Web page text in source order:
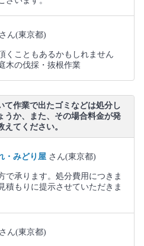
さん(東京都)
くこともあるかもしれません
木の伐採・抜根作業
て作業で出たゴミなどは処分し
うか、また、その場合料金が発
てください。
・みどり屋 さん(東京都)
で承ります。処分費用につきま
積もりに提示させていただきま
さん(東京都)